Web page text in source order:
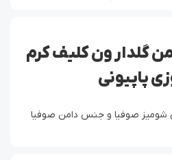
گلدار ون کلیف کرم
پاپیونی
شومیز صوفیا و جنس دامن صوفیا